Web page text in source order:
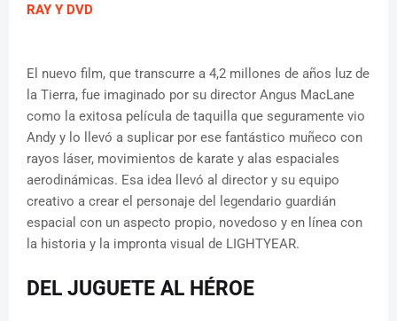
RAY Y DVD
El nuevo film, que transcurre a 4,2 millones de años luz de
la Tierra, fue imaginado por su director Angus MacLane
como la exitosa película de taquilla que seguramente vio
Andy y lo llevó a suplicar por ese fantástico muñeco con
rayos láser, movimientos de karate y alas espaciales
aerodinámicas. Esa idea llevó al director y su equipo
creativo a crear el personaje del legendario guardián
espacial con un aspecto propio, novedoso y en línea con
la historia y la impronta visual de LIGHTYEAR.
DEL JUGUETE AL HÉROE